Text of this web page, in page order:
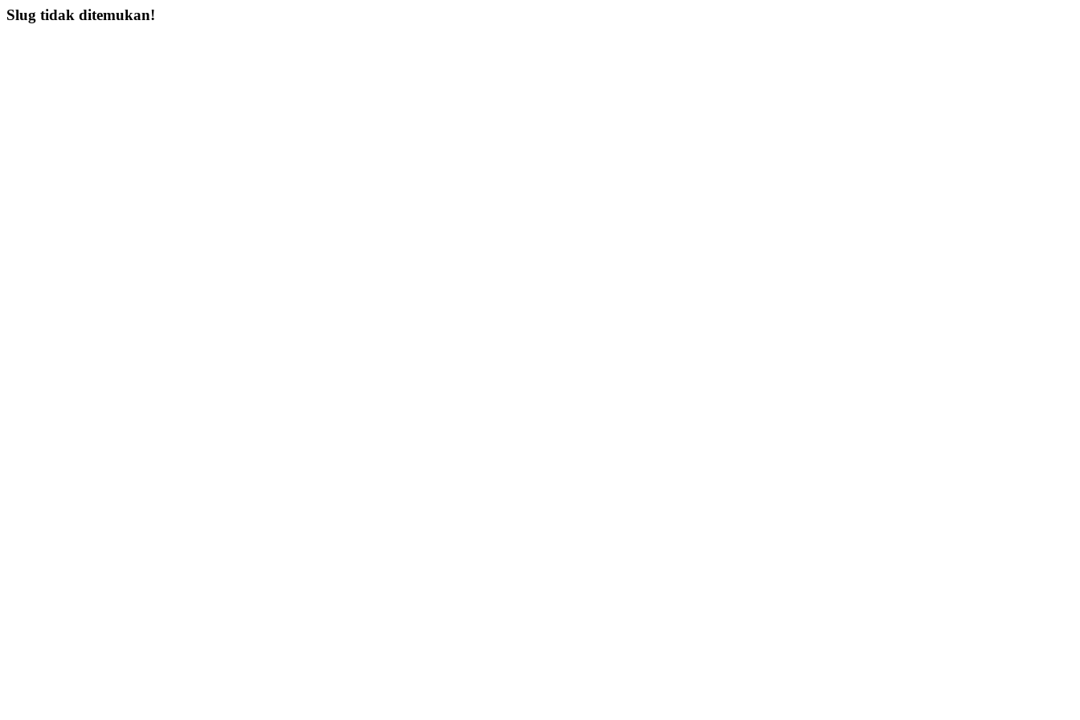
Slug tidak ditemukan!